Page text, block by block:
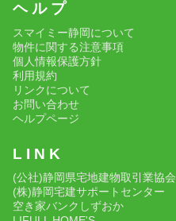
ヘ ル プ
スマイミー静岡について
物件に関する注意事項
個人情報保護方針
利用規約
リンクについて
お問い合わせ
ヘルプページ
L I N K
(公社)静岡県宅地建物取引業協会
(株)静岡宅建サポートセンター
空き家バンクしずおか